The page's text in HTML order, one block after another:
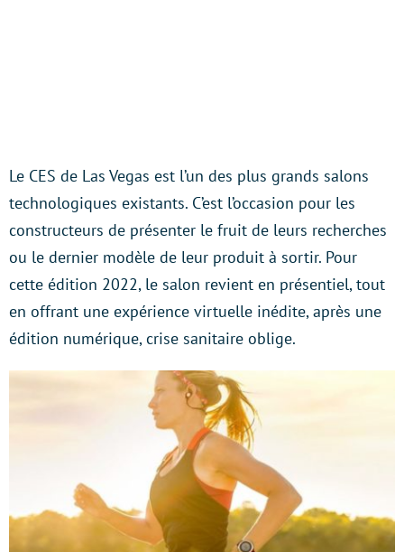
Le CES de Las Vegas est l’un des plus grands salons
technologiques existants. C’est l’occasion pour les
constructeurs de présenter le fruit de leurs recherches
ou le dernier modèle de leur produit à sortir. Pour
cette édition 2022, le salon revient en présentiel, tout
en offrant une expérience virtuelle inédite, après une
édition numérique, crise sanitaire oblige.